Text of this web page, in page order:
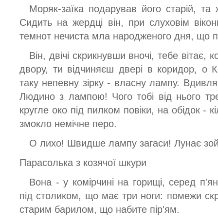
Моряк-заїка подарував його старій,
Сидить на жердці він, при слуховім
темнот нечиста мла народженого дня, що
Він, двічі скрикнувши вночі, тебе вітає,
двору, ти відчиняєш двері в коридор, о
таку непевну зірку - власну лампу.
Людино з лампою! Чого тобі від нього
кругле око під пилком повіки, на обідок -
змокло немічне перо.
О лихо! Швидше лампу загаси! Лунає
Парасолька з козячої шкури
Вона - у комірчині на горищі, серед
під столиком, що має три ноги: помежи
старим барилом, що набите пір'ям.